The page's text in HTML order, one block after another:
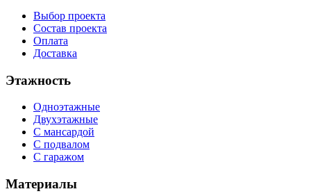
Выбор проекта
Состав проекта
Оплата
Доставка
Этажность
Одноэтажные
Двухэтажные
С мансардой
С подвалом
С гаражом
Материалы